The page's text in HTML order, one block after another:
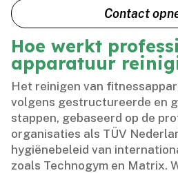
Contact
Hoe werkt
apparatuur
Het reinigen van
volgens gestructureerde en
stappen, gebaseerd op de
organisaties als TÜV
hygiënebeleid van
zoals Technogym en Matrix.​